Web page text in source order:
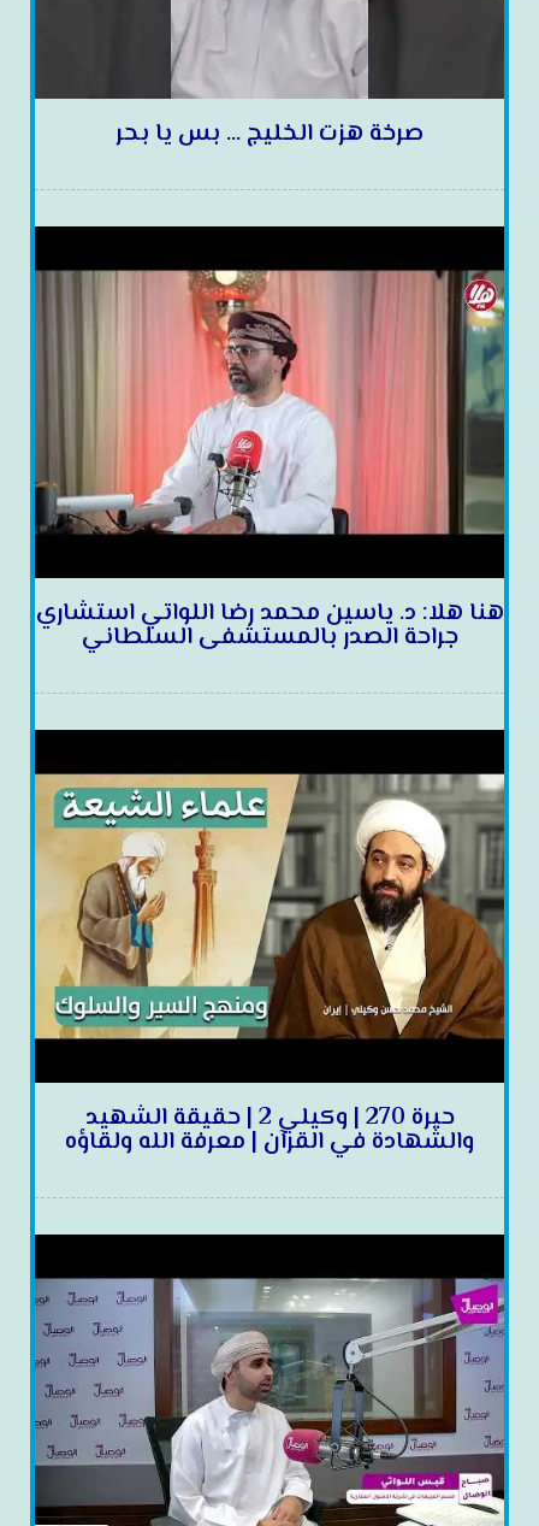
صرخة هزت الخليج … بس يا بحر
هنا هلا: د. ياسين محمد رضا اللواتي استشاري
جراحة الصدر بالمستشفى السلطاني
حيرة 270 | وكيلي 2 | حقيقة الشهيد
والشهادة في القرآن | معرفة الله ولقاؤه